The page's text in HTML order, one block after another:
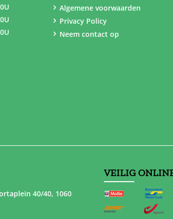
Algemene voorwaarden
Privacy Policy
Neem contact op
40/40, 1060
VEILIG